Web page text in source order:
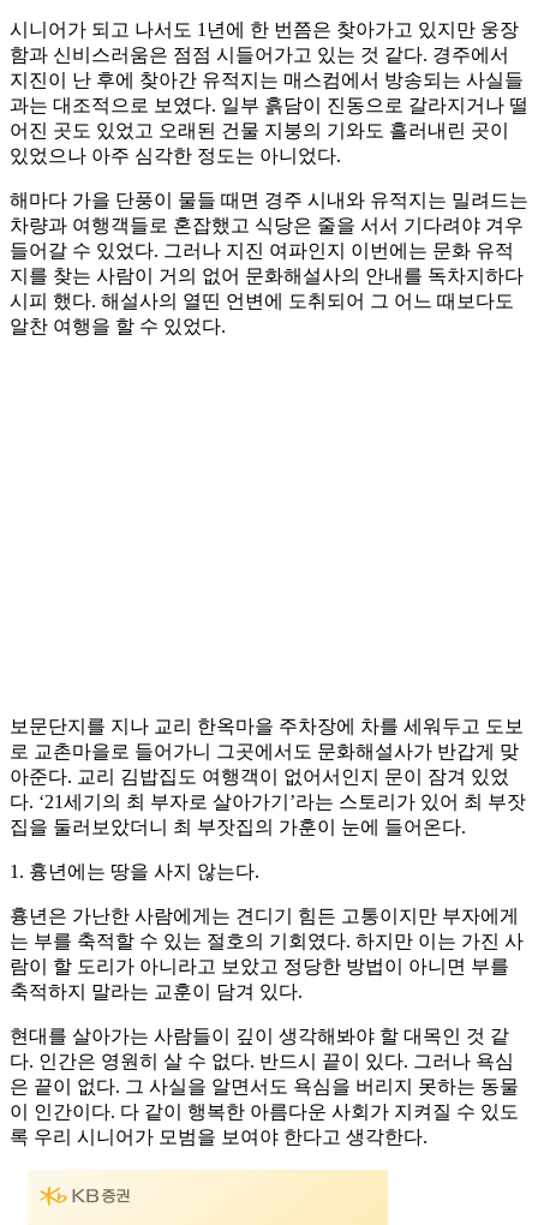
시니어가 되고 나서도 1년에 한 번쯤은 찾아가고 있지만 웅장
함과 신비스러움은 점점 시들어가고 있는 것 같다. 경주에서
지진이 난 후에 찾아간 유적지는 매스컴에서 방송되는 사실들
과는 대조적으로 보였다. 일부 흙담이 진동으로 갈라지거나 떨
어진 곳도 있었고 오래된 건물 지붕의 기와도 흘러내린 곳이
있었으나 아주 심각한 정도는 아니었다.
해마다 가을 단풍이 물들 때면 경주 시내와 유적지는 밀려드는
차량과 여행객들로 혼잡했고 식당은 줄을 서서 기다려야 겨우
들어갈 수 있었다. 그러나 지진 여파인지 이번에는 문화 유적
지를 찾는 사람이 거의 없어 문화해설사의 안내를 독차지하다
시피 했다. 해설사의 열띤 언변에 도취되어 그 어느 때보다도
알찬 여행을 할 수 있었다.
보문단지를 지나 교리 한옥마을 주차장에 차를 세워두고 도보
로 교촌마을로 들어가니 그곳에서도 문화해설사가 반갑게 맞
아준다. 교리 김밥집도 여행객이 없어서인지 문이 잠겨 있었
다. ‘21세기의 최 부자로 살아가기’라는 스토리가 있어 최 부잣
집을 둘러보았더니 최 부잣집의 가훈이 눈에 들어온다.
1. 흉년에는 땅을 사지 않는다.
흉년은 가난한 사람에게는 견디기 힘든 고통이지만 부자에게
는 부를 축적할 수 있는 절호의 기회였다. 하지만 이는 가진 사
람이 할 도리가 아니라고 보았고 정당한 방법이 아니면 부를
축적하지 말라는 교훈이 담겨 있다.
현대를 살아가는 사람들이 깊이 생각해봐야 할 대목인 것 같
다. 인간은 영원히 살 수 없다. 반드시 끝이 있다. 그러나 욕심
은 끝이 없다. 그 사실을 알면서도 욕심을 버리지 못하는 동물
이 인간이다. 다 같이 행복한 아름다운 사회가 지켜질 수 있도
록 우리 시니어가 모범을 보여야 한다고 생각한다.